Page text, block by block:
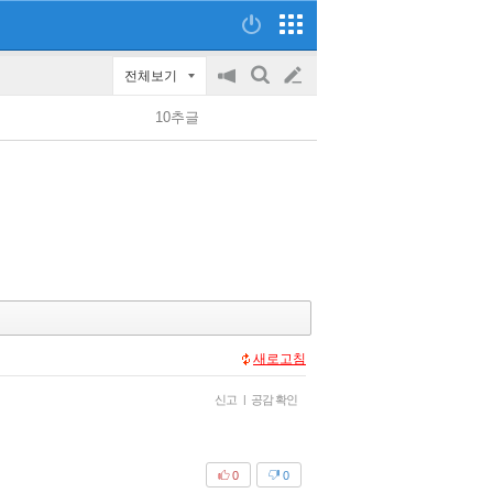
전체보기
공
on/off
검
글
쓰
10추글
새로고침
신고 | 공감 확인
0
0